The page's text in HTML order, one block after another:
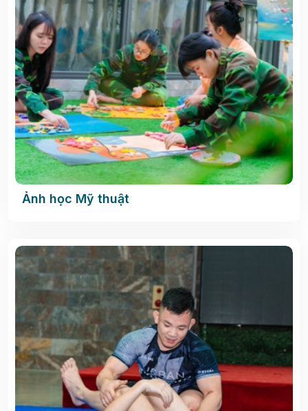
Ảnh học Mỹ thuật